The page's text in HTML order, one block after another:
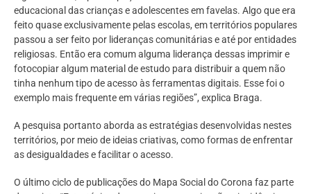
educacional das crianças e adolescentes em favelas. Algo que era
feito quase exclusivamente pelas escolas, em territórios populares
passou a ser feito por lideranças comunitárias e até por entidades
religiosas. Então era comum alguma liderança dessas imprimir e
fotocopiar algum material de estudo para distribuir a quem não
tinha nenhum tipo de acesso às ferramentas digitais. Esse foi o
exemplo mais frequente em várias regiões”, explica Braga.
A pesquisa portanto aborda as estratégias desenvolvidas nestes
territórios, por meio de ideias criativas, como formas de enfrentar
as desigualdades e facilitar o acesso.
O último ciclo de publicações do Mapa Social do Corona faz parte